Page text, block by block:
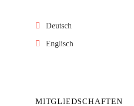
Deutsch
Englisch
MITGLIEDSCHAFTEN